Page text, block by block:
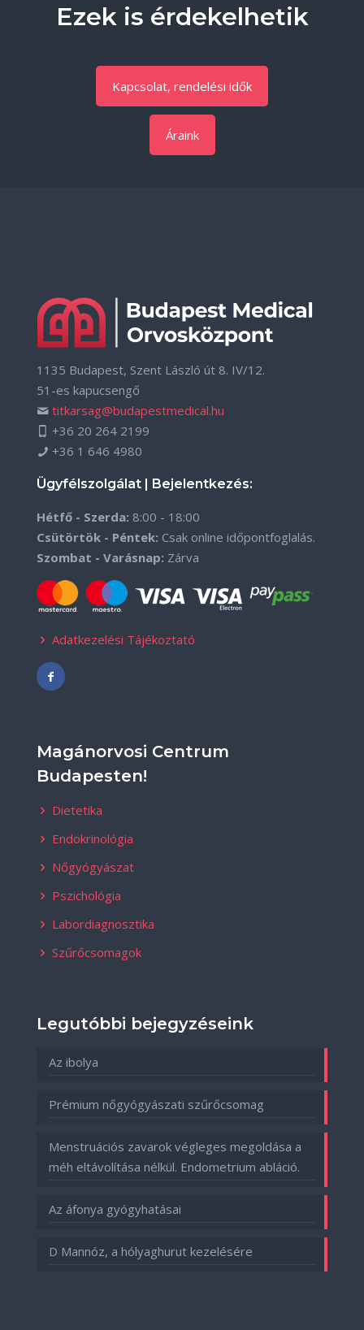
Ezek is érdekelhetik
Kapcsolat, rendelési idők
Áraink
1135 Budapest, Szent László út 8. IV/12.
51-es kapucsengő
titkarsag@budapestmedical.hu
+36 20 264 2199
+36 1 646 4980
Ügyfélszolgálat | Bejelentkezés:
Hétfő - Szerda: 8:00 - 18:00
Csütörtök - Péntek: Csak online időpontfoglalás.
Szombat - Varásnap: Zárva
Adatkezelési Tájékoztató
Magánorvosi Centrum
Budapesten!
Dietetika
Endokrinológia
Nőgyógyászat
Pszichológia
Labordiagnosztika
Szűrőcsomagok
Legutóbbi bejegyzéseink
Az ibolya
Prémium nőgyógyászati szűrőcsomag
Menstruációs zavarok végleges megoldása a
méh eltávolítása nélkül. Endometrium abláció.
Az áfonya gyógyhatásai
D Mannóz, a hólyaghurut kezelésére